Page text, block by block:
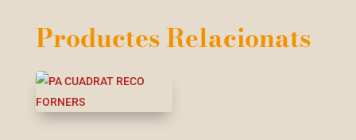
Productes Relacionats